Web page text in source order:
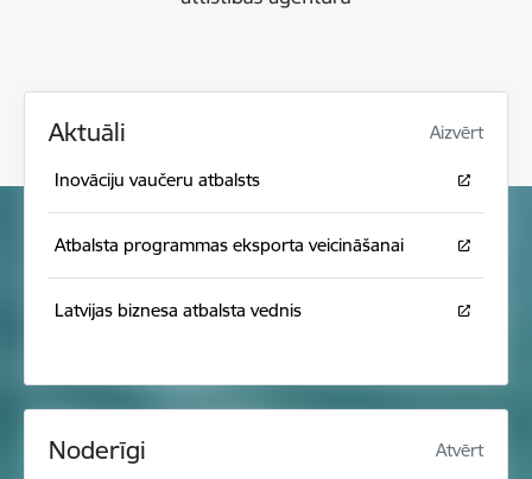
Aktuāli Aizvērt
Inovāciju vaučeru atbalsts
Atbalsta programmas eksporta veicināšanai
Latvijas biznesa atbalsta vednis
Noderīgi Atvērt